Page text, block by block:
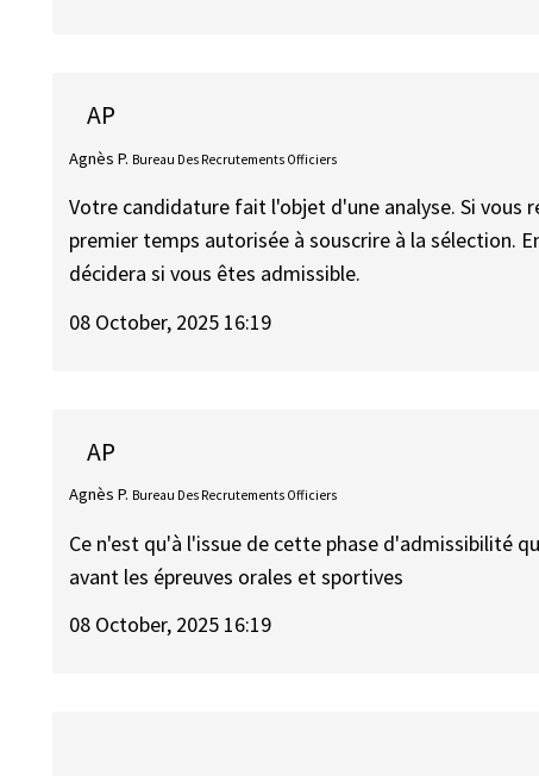
AP
Agnès P. Bureau Des Recrutements Officiers
Votre candidature fait l'objet d'une analyse. Si vous
premier temps autorisée à souscrire à la sélection.
décidera si vous êtes admissible.
08 October, 2025 16:19
AP
Agnès P. Bureau Des Recrutements Officiers
Ce n'est qu'à l'issue de cette phase d'admissibilité
avant les épreuves orales et sportives
08 October, 2025 16:19